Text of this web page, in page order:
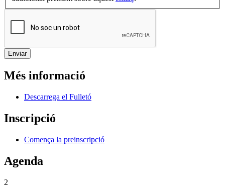
Més informació
Descarrega el Fulletó
Inscripció
Comença la preinscripció
Agenda
2